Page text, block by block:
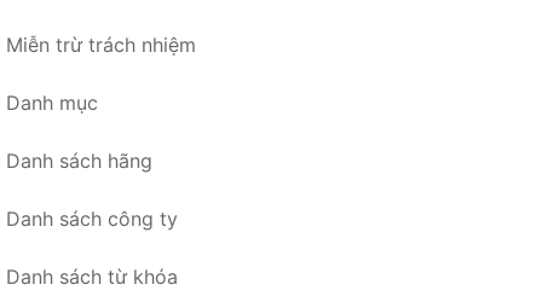
Miễn trừ trách nhiệm
Danh mục
Danh sách hãng
Danh sách công ty
Danh sách từ khóa